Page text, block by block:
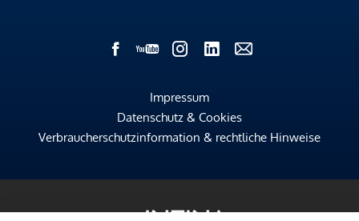
Impressum
Datenschutz & Cookies
Verbraucherschutzinformation & rechtliche Hinweise